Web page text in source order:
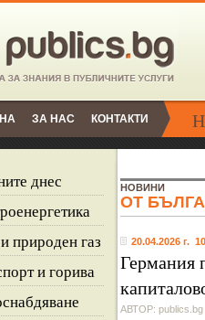
ЗА НАС КОНТАКТИ
днес
природен газ
и горива
НОВИНИ
ОТ
20.04.2026 г.
Германия
АВТОР: publics.bg